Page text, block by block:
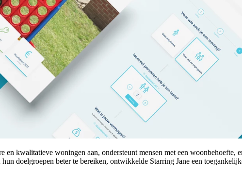
en kwalitatieve woningen aan, ondersteunt mensen met een
doelgroepen beter te bereiken, ontwikkelde Starring Jane een